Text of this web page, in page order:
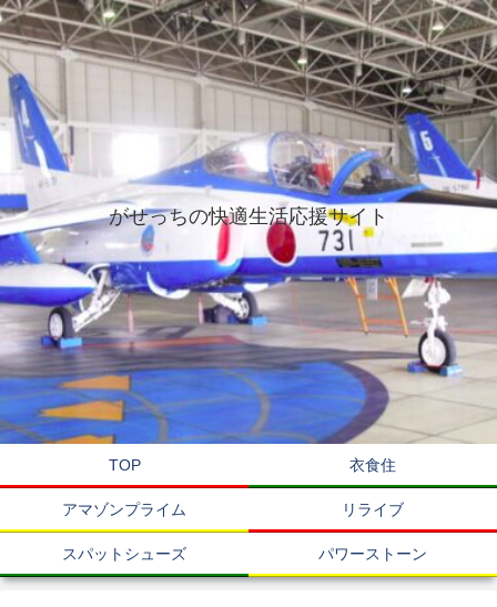
がせっちの快適生活応援サイト
TOP 衣食住
アマゾンプライム リライブ
スパットシューズ パワーストーン